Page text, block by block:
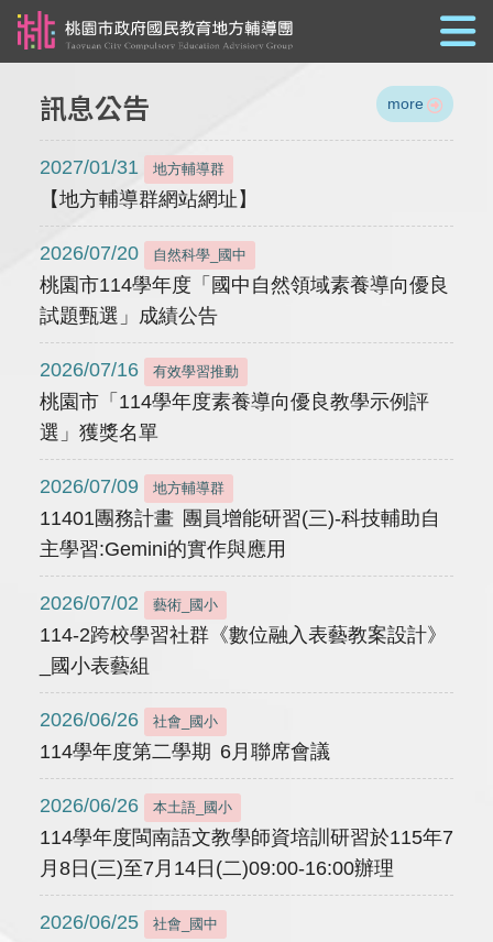
訊息公告 more
2027/01/31 地方輔導群
【地方輔導群網站網址】
2026/07/20 自然科學_國中
桃園市114學年度「國中自然領域素養導向優良
試題甄選」成績公告
2026/07/16 有效學習推動
桃園市「114學年度素養導向優良教學示例評
選」獲獎名單
2026/07/09 地方輔導群
11401團務計畫 團員增能研習(三)-科技輔助自
主學習:Gemini的實作與應用
2026/07/02 藝術_國小
114-2跨校學習社群《數位融入表藝教案設計》
_國小表藝組
2026/06/26 社會_國小
114學年度第二學期 6月聯席會議
2026/06/26 本土語_國小
114學年度閩南語文教學師資培訓研習於115年7
月8日(三)至7月14日(二)09:00-16:00辦理
2026/06/25 社會_國中